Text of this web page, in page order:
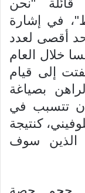
قائلة "نحن
في إشارة
أقصى لعدد
خلال العام
لاجئ، ولفتت إلى قيام
بصياغة
تتسبب في
كنتيجة
الذين سوف